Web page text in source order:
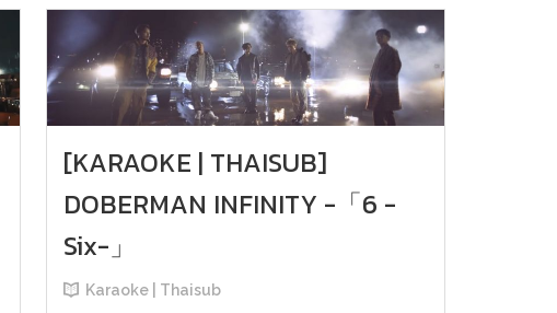
[KARAOKE | THAISUB]
DOBERMAN INFINITY -「6 -
Six-」
Karaoke | Thaisub